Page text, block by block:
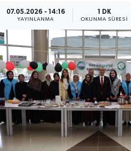
07.05.2026 - 14:16
YAYINLANMA
1 DK
OKUNMA SÜRESI
Ankara Müftülüğü
Antalya Müftülüğü
Ardahan Müftülüğü
Artvin Müftülüğü
Aydın Müftülüğü
Balıkesir Müftülüğü
Dualar
Hadislerle İslam
Kudüs
Kurban
Mukabele
Peygamberimizin Hayatı
Diyanet Dergi
TDV
Hutbeler
DİYANET AKADEMİ
DİYANET GENÇLİK
DİYANET RADYO/TV
Son Dakika Haberleri
Haber Arşivi